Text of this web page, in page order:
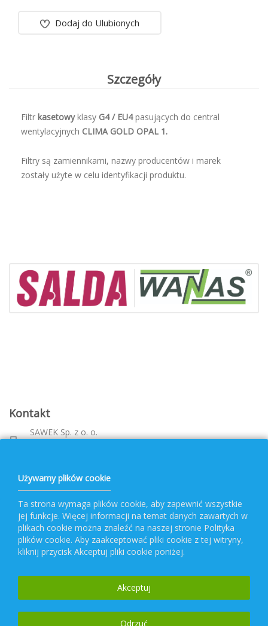
Dodaj do Ulubionych
Szczegóły
Filtr kasetowyklasy G4 / EU4pasujących do central
wentylacyjnych CLIMA GOLD OPAL 1.
Filtry są zamiennikami, nazwy producentów i marek
zostały użyte w celu identyfikacji produktu.
Kontakt
SAWEK Sp. z o. o.
Metalowca 26, 39-460 Nowa Dęba
+ 48 796 477 417
Obsługa PVF
Popularne kategorie
Używamy plików cookie
Ta strona wymaga plików cookie, aby zapewnić wszystkie
jej funkcje. Więcej informacji na temat danych zawartych w
plikach cookie można znaleźć na naszej stronie Polityka
plików cookie. Aby zaakceptować pliki cookie z tej witryny,
kliknij przycisk Akceptuj pliki cookie poniżej.
Akceptuj
Odrzuć